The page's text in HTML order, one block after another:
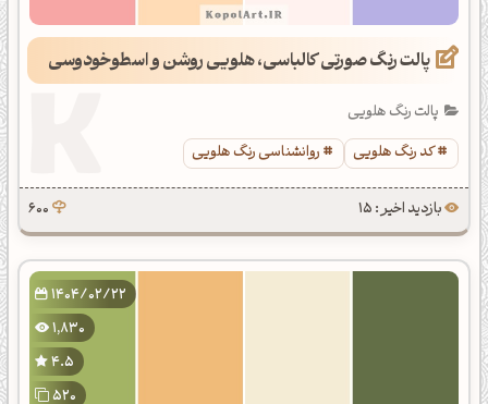
پالت رنگ صورتی کالباسی، هلویی روشن و اسطوخودوسی
پالت رنگ هلویی
کد رنگ هلویی
روانشناسی رنگ هلویی
بازدید اخیر : 15 600
1404/02/22
1,830
4.5
520